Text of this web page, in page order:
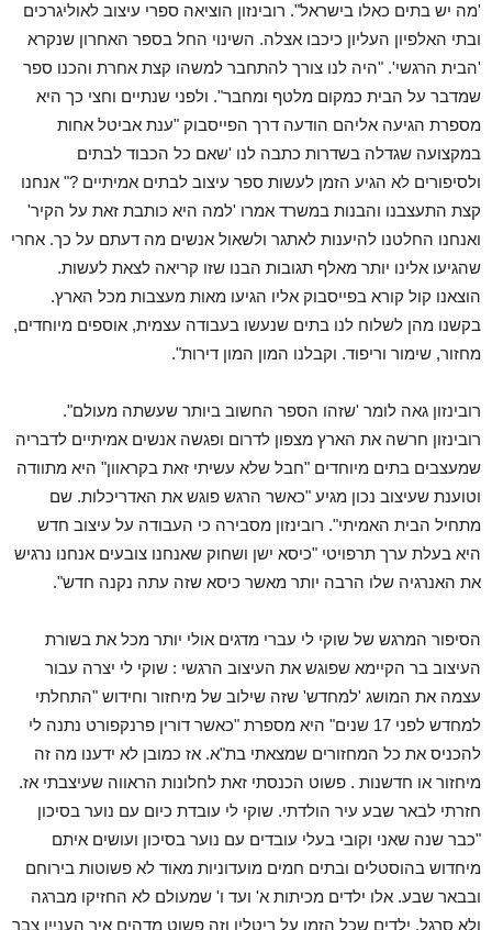
'מה יש בתים כאלו בישראל". רובינזון הוציאה ספרי עיצוב לאוליגרכים
ובתי האלפיון העליון כיכבו אצלה. השינוי החל בספר האחרון שנקרא
'הבית הרגשי'. "היה לנו צורך להתחבר למשהו קצת אחרת והכנו ספר
שמדבר על הבית כמקום מלטף ומחבר". ולפני שנתיים וחצי כך היא
מספרת הגיעה אליהם הודעה דרך הפייסבוק "ענת אביטל אחות
במקצועה שגדלה בשדרות כתבה לנו 'שאם כל הכבוד לבתים
ולסיפורים לא הגיע הזמן לעשות ספר עיצוב לבתים אמיתיים ?" אנחנו
קצת התעצבנו והבנות במשרד אמרו 'למה היא כותבת זאת על הקיר'
ואנחנו החלטנו להיענות לאתגר ולשאול אנשים מה דעתם על כך. אחרי
שהגיעו אלינו יותר מאלף תגובות הבנו שזו קריאה לצאת לעשות.
הוצאנו קול קורא בפייסבוק אליו הגיעו מאות מעצבות מכל הארץ.
בקשנו מהן לשלוח לנו בתים שנעשו בעבודה עצמית, אוספים מיוחדים,
מחזור, שימור וריפוד. וקבלנו המון המון דירות".
רובינזון גאה לומר 'שזהו הספר החשוב ביותר שעשתה מעולם".
רובינזון חרשה את הארץ מצפון לדרום ופגשה אנשים אמיתיים לדבריה
שמעצבים בתים מיוחדים "חבל שלא עשיתי זאת בקראוון" היא מתוודה
וטוענת שעיצוב נכון מגיע "כאשר הרגש פוגש את האדריכלות. שם
מתחיל הבית האמיתי". רובינזון מסבירה כי העבודה על עיצוב חדש
היא בעלת ערך תרפויטי "כיסא ישן ושחוק שאנחנו צובעים אנחנו נרגיש
את האנרגיה שלו הרבה יותר מאשר כיסא שזה עתה נקנה חדש".
הסיפור המרגש של שוקי לי עברי מדגים אולי יותר מכל את בשורת
העיצוב בר הקיימא שפוגש את העיצוב הרגשי : שוקי לי יצרה עבור
עצמה את המושג 'למחדש' שזה שילוב של מיחזור וחידוש "התחלתי
למחדש לפני 17 שנים" היא מספרת "כאשר דורין פרנקפורט נתנה לי
להכניס את כל המחזורים שמצאתי בת"א. אז כמובן לא ידענו מה זה
מיחזור או חדשנות . פשוט הכנסתי זאת לחלונות הראווה שעיצבתי אז.
חזרתי לבאר שבע עיר הולדתי. שוקי לי עובדת כיום עם נוער בסיכון
"כבר שנה שאני וקובי בעלי עובדים עם נוער בסיכון ועושים איתם
מיחדוש בהוסטלים ובתים חמים מועדוניות מאוד לא פשוטות בירוחם
ובבאר שבע. אלו ילדים מכיתות א' ועד ו' שמעולם לא החזיקו מברגה
ולא סרגל. ילדים שכל הזמן על ריטלין וזה פשוט מדהים איך העניין צבר